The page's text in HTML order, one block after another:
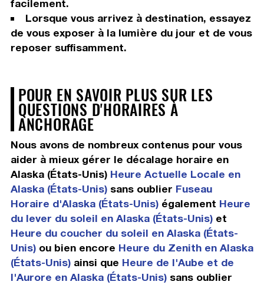
facilement.
Lorsque vous arrivez à destination, essayez
de vous exposer à la lumière du jour et de vous
reposer suffisamment.
POUR EN SAVOIR PLUS SUR LES
QUESTIONS D'HORAIRES À
ANCHORAGE
Nous avons de nombreux contenus pour vous
aider à mieux gérer le décalage horaire en
Alaska (États-Unis) Heure Actuelle Locale en
Alaska (États-Unis)sans oublier Fuseau
Horaire d'Alaska (États-Unis)également Heure
du lever du soleil en Alaska (États-Unis)et
Heure du coucher du soleil en Alaska (États-
Unis)ou bien encore Heure du Zenith en Alaska
(États-Unis)ainsi que Heure de l'Aube et de
l'Aurore en Alaska (États-Unis)sans oublier